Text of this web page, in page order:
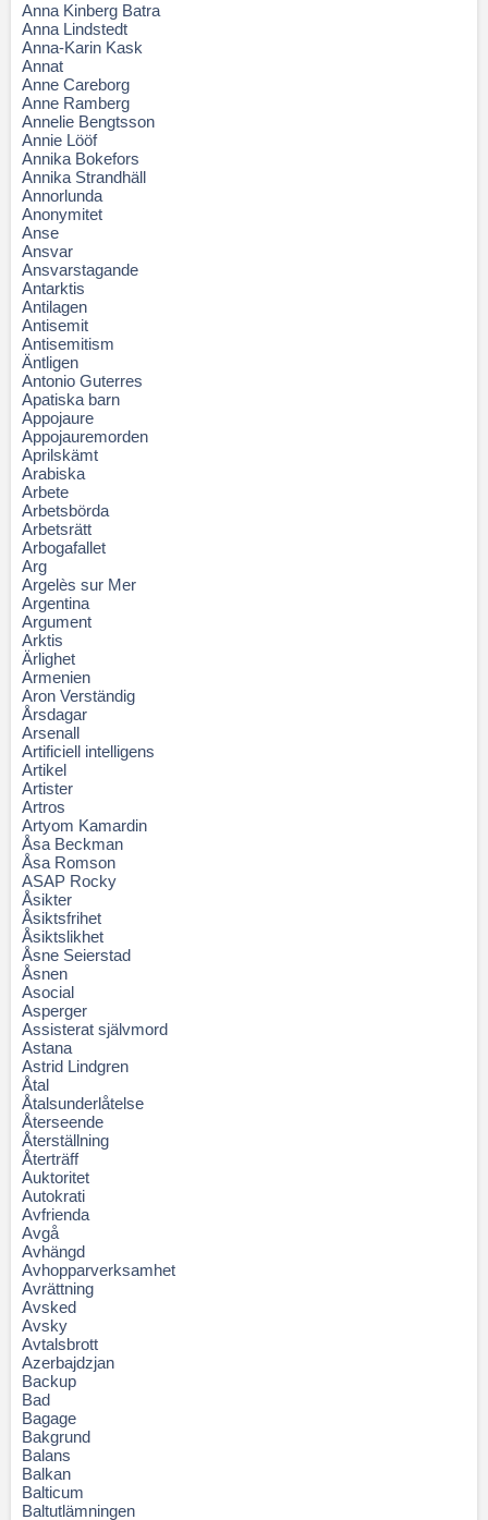
Anna Kinberg Batra
Anna Lindstedt
Anna-Karin Kask
Annat
Anne Careborg
Anne Ramberg
Annelie Bengtsson
Annie Lööf
Annika Bokefors
Annika Strandhäll
Annorlunda
Anonymitet
Anse
Ansvar
Ansvarstagande
Antarktis
Antilagen
Antisemit
Antisemitism
Äntligen
Antonio Guterres
Apatiska barn
Appojaure
Appojauremorden
Aprilskämt
Arabiska
Arbete
Arbetsbörda
Arbetsrätt
Arbogafallet
Arg
Argelès sur Mer
Argentina
Argument
Arktis
Ärlighet
Armenien
Aron Verständig
Årsdagar
Arsenall
Artificiell intelligens
Artikel
Artister
Artros
Artyom Kamardin
Åsa Beckman
Åsa Romson
ASAP Rocky
Åsikter
Åsiktsfrihet
Åsiktslikhet
Åsne Seierstad
Åsnen
Asocial
Asperger
Assisterat självmord
Astana
Astrid Lindgren
Åtal
Åtalsunderlåtelse
Återseende
Återställning
Återträff
Auktoritet
Autokrati
Avfrienda
Avgå
Avhängd
Avhopparverksamhet
Avrättning
Avsked
Avsky
Avtalsbrott
Azerbajdzjan
Backup
Bad
Bagage
Bakgrund
Balans
Balkan
Balticum
Baltutlämningen